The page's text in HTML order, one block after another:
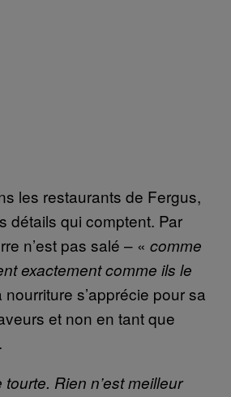
les restaurants de Fergus,
détails qui comptent. Par
n’est pas salé – « comme
exactement comme ils le
s’apprécie pour sa
et non en tant que
Rien n’est meilleur